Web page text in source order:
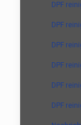
DPF
DPF
DPF
DPF
DPF
DPF